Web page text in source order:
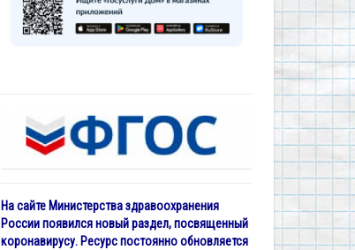
На сайте Министерства здравоохранения
России появился новый раздел, посвященный
коронавирусу. Ресурс постоянно обновляется